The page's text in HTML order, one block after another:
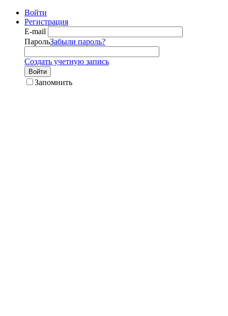
Войти
Регистрация
E-mail
ПарольЗабыли пароль?
Создать учетную запись
Войти
Запомнить